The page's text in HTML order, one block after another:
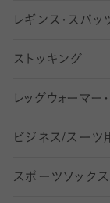
柄ソックス・
スニーカー（
アンクル・シ
クルーソック
ハイソックス
フットカバー
30デニール
31〜40デニ
41〜60デニ
61〜80デニ
81 〜110デ
レギンス・スパッ
柄レギンス
無地レギンス
レギンスパン
マタニティレ
ストッキング
伝線しにくい
ショートスト
結婚式用スト
レッ グ ウォー マー ・
ビジネス/スーツ
匠シリーズ
スポーツソックス